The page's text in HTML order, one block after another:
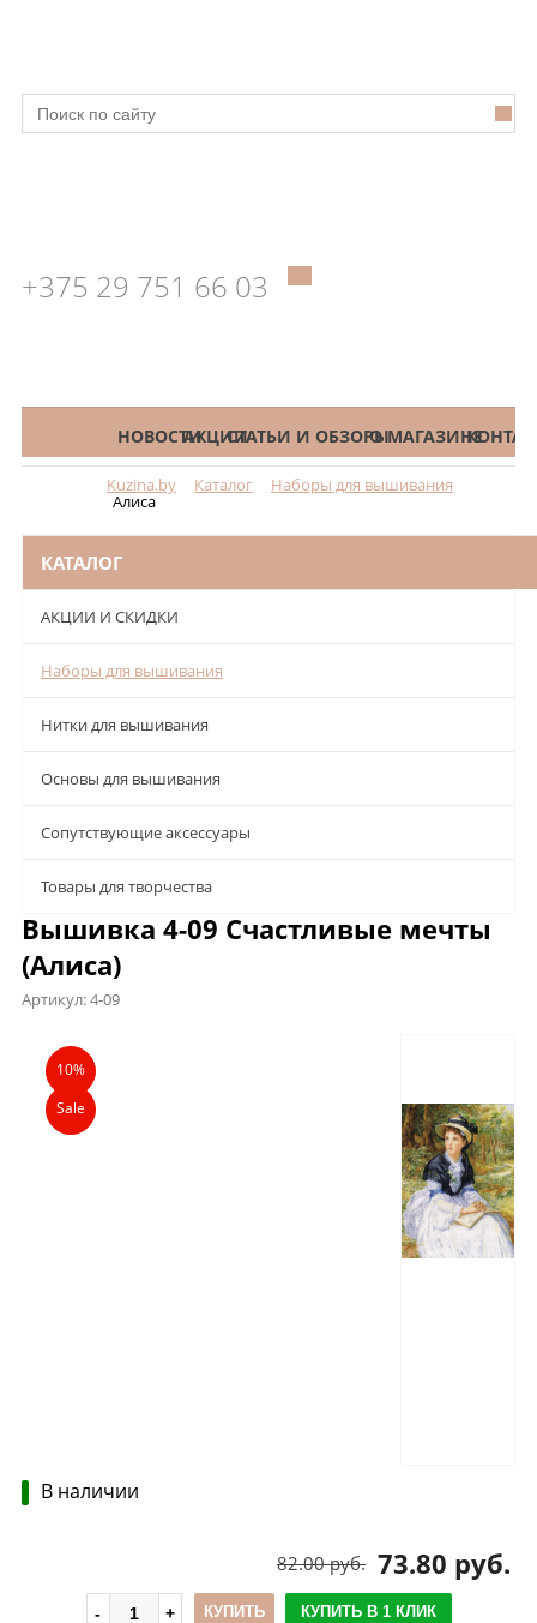
+375 29 751 66 03
КАТАЛОГНОВОСТИАКЦИИСТАТЬИ И ОБЗОРЫО МАГАЗИНЕ
Kuzina.by Каталог Наборы для вышивания
Алиса
КАТАЛОГ
АКЦИИ И СКИДКИ
Наборы для вышивания
Нитки для вышивания
Основы для вышивания
Сопутствующие аксессуары
Товары для творчества
Вышивка 4-09 Счастливые мечты
(Алиса)
Артикул:4-09
Описание
10%
Sale
В наличии
73.80 руб.
82.00 руб.
КУПИТЬ КУПИТЬ В 1 КЛИК